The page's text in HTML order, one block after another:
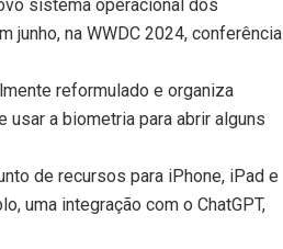
sistema operacional dos
junho, na WWDC 2024, conferência
reformulado e organiza
a biometria para abrir alguns
de recursos para iPhone, iPad e
uma integração com o ChatGPT,